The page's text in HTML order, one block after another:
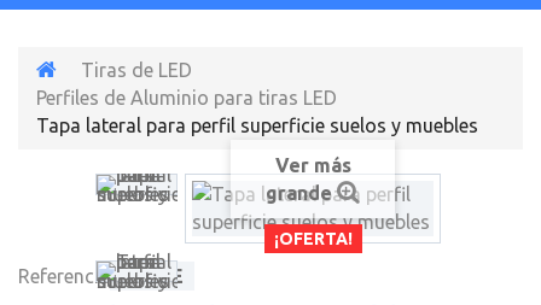
Tiras de LED
Perfiles de Aluminio para tiras LED
Tapa lateral para perfil superficie suelos y muebles
¡OFERTA!
Ver más
grande
Referencia TPSUE